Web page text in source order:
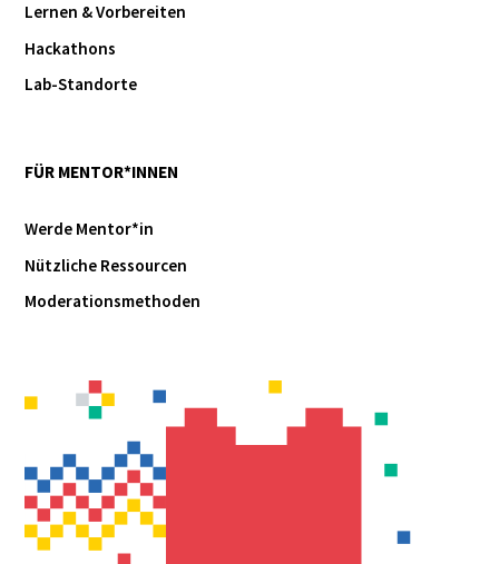
Lernen & Vorbereiten
Hackathons
Lab-Standorte
FÜR MENTOR*INNEN
Werde Mentor*in
Nützliche Ressourcen
Moderationsmethoden